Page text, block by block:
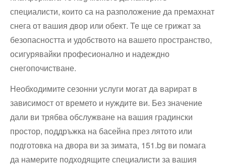
специалисти, които са на разположение да премахнат
снега от вашия двор или обект. Те ще се грижат за
безопасността и удобството на вашето пространство,
осигурявайки професионално и надеждно
снегопочистване.
Необходимите сезонни услуги могат да варират в
зависимост от времето и нуждите ви. Без значение
дали ви трябва обслужване на вашия градински
простор, поддръжка на басейна през лятото или
подготовка на двора ви за зимата, 151.bg ви помага
да намерите подходящите специалисти за вашия